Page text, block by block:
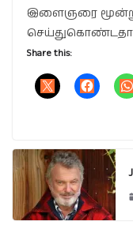
இளைஞரை
Share this: